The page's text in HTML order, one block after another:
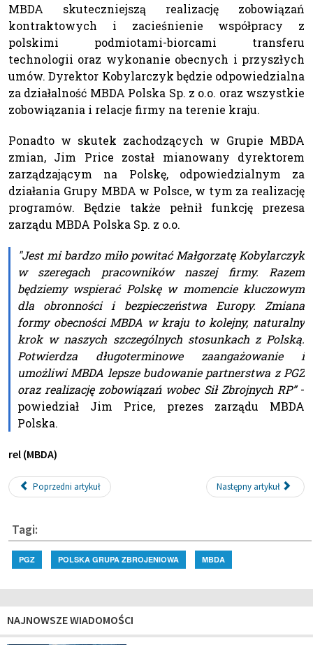
MBDA skuteczniejszą realizację zobowiązań
kontraktowych i zacieśnienie współpracy z
polskimi podmiotami-biorcami transferu
technologii oraz wykonanie obecnych i przyszłych
umów. Dyrektor Kobylarczyk będzie odpowiedzialna
za działalność MBDA Polska Sp. z o.o. oraz wszystkie
zobowiązania i relacje firmy na terenie kraju.
Ponadto w skutek zachodzących w Grupie MBDA
zmian, Jim Price został mianowany dyrektorem
zarządzającym na Polskę, odpowiedzialnym za
działania Grupy MBDA w Polsce, w tym za realizację
programów. Będzie także pełnił funkcję prezesa
zarządu MBDA Polska Sp. z o.o.
"Jest mi bardzo miło powitać Małgorzatę Kobylarczyk
w szeregach pracowników naszej firmy. Razem
będziemy wspierać Polskę w momencie kluczowym
dla obronności i bezpieczeństwa Europy. Zmiana
formy obecności MBDA w kraju to kolejny, naturalny
krok w naszych szczególnych stosunkach z Polską.
Potwierdza długoterminowe zaangażowanie i
umożliwi MBDA lepsze budowanie partnerstwa z PGZ
oraz realizację zobowiązań wobec Sił Zbrojnych RP”-
powiedział Jim Price, prezes zarządu MBDA
Polska.
rel (MBDA)
Poprzedni artykuł Następny artykuł
Tagi:
PGZ POLSKA GRUPA ZBROJENIOWA MBDA
NAJNOWSZE WIADOMOŚCI